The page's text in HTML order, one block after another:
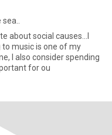
about social causes...I
to music is one of my
I also consider spending
for ou